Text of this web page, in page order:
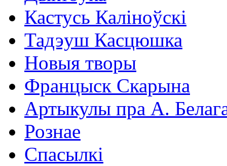
Кастусь Каліноўскі
Тадэуш Касцюшка
Новыя творы
Францыск Скарына
Артыкулы пра А.
Рознае
Спасылкі